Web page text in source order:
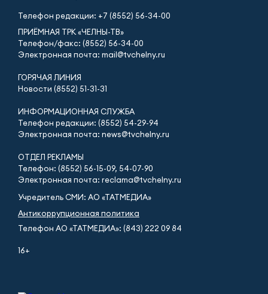
Телефон редакции: +7 (8552) 56-34-00
ПРИЁМНАЯ ТРК «ЧЕЛНЫ-ТВ»
Телефон/факс: (8552) 56-34-00
Электронная почта: mail@tvchelny.ru
ГОРЯЧАЯ ЛИНИЯ
Новости (8552) 51-31-31
ИНФОРМАЦИОННАЯ СЛУЖБА
Телефон редакции: (8552) 54-29-94
Электронная почта: news@tvchelny.ru
ОТДЕЛ РЕКЛАМЫ
Телефон: (8552) 56-15-09, 54-07-90
Электронная почта: reclama@tvchelny.ru
Учредитель СМИ: АО «ТАТМЕДИА»
Антикоррупционная политика
Телефон АО «ТАТМЕДИА»: (843) 222 09 84
16+